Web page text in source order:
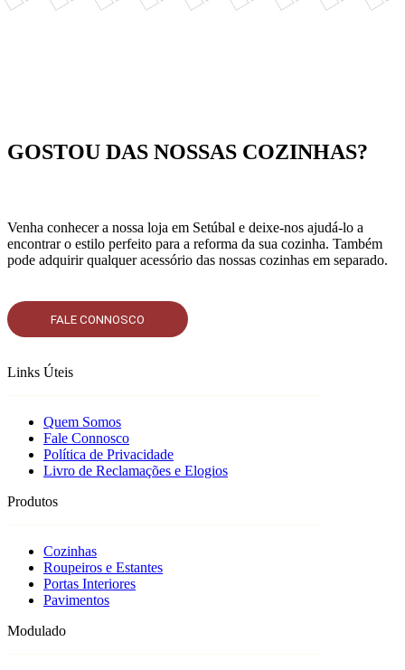
GOSTOU DAS NOSSAS COZINHAS?
Venha conhecer a nossa loja em Setúbal e deixe-nos ajudá-lo a
encontrar o estilo perfeito para a reforma da sua cozinha. Também
pode adquirir qualquer acessório das nossas cozinhas em separado.
FALE CONNOSCO
Links Úteis
Quem Somos
Fale Connosco
Política de Privacidade
Livro de Reclamações e Elogios
Produtos
Cozinhas
Roupeiros e Estantes
Portas Interiores
Pavimentos
Modulado